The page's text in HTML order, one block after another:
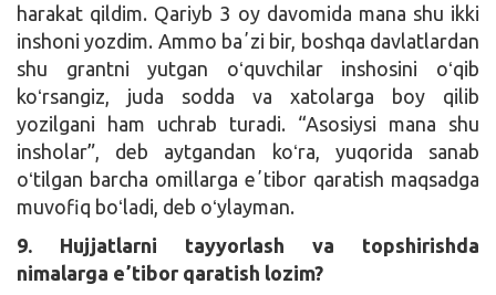
harakat qildim. Qariyb 3 oy davomida mana shu ikki
inshoni yozdim. Ammo baʼzi bir, boshqa davlatlardan
shu grantni yutgan oʻquvchilar inshosini oʻqib
koʻrsangiz, juda sodda va xatolarga boy qilib
yozilgani ham uchrab turadi. “Asosiysi mana shu
insholar”, deb aytgandan koʻra, yuqorida sanab
oʻtilgan barcha omillarga eʼtibor qaratish maqsadga
muvofiq boʻladi, deb oʻylayman.
9.
Hujjatlarni tayyorlash va topshirishda
nimalarga eʼtibor qaratish lozim?